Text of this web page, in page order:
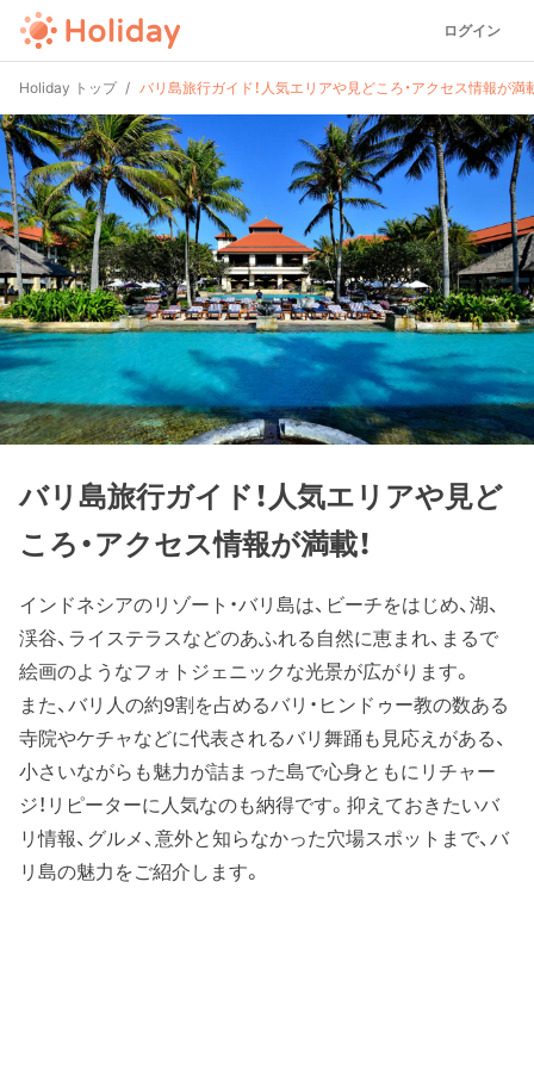
ログイン
Holiday トップ バリ島旅行ガイド！人気エリアや見どころ・アクセス情報が満
バリ島旅行ガイド！人気エリアや見ど
ころ・アクセス情報が満載！
インドネシアのリゾート・バリ島は、ビーチをはじめ、湖、
渓谷、ライステラスなどのあふれる自然に恵まれ、まるで
絵画のようなフォトジェニックな光景が広がります。
また、バリ人の約9割を占めるバリ・ヒンドゥー教の数ある
寺院やケチャなどに代表されるバリ舞踊も見応えがある、
小さいながらも魅力が詰まった島で心身ともにリチャー
ジ！リピーターに人気なのも納得です。抑えておきたいバ
リ情報、グルメ、意外と知らなかった穴場スポットまで、バ
リ島の魅力をご紹介します。